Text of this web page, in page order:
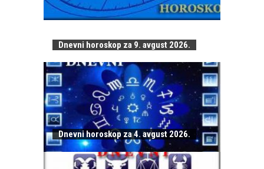
Dnevni horoskop za 9. avgust 2026.
Dnevni horoskop za 4. avgust 2026.